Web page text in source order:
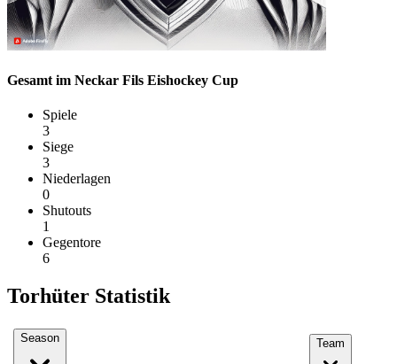
Gesamt im Neckar Fils Eishockey Cup
Spiele
3
Siege
3
Niederlagen
0
Shutouts
1
Gegentore
6
Torhüter Statistik
Season Team